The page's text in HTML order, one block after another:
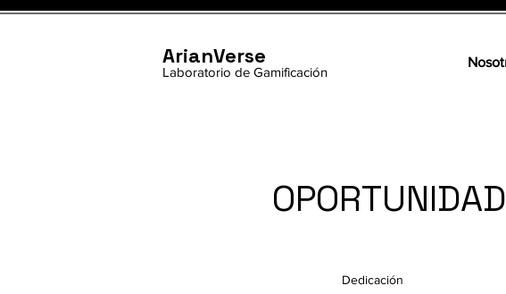
ArianVerse
Laboratorio de Gamificación
Dedicación